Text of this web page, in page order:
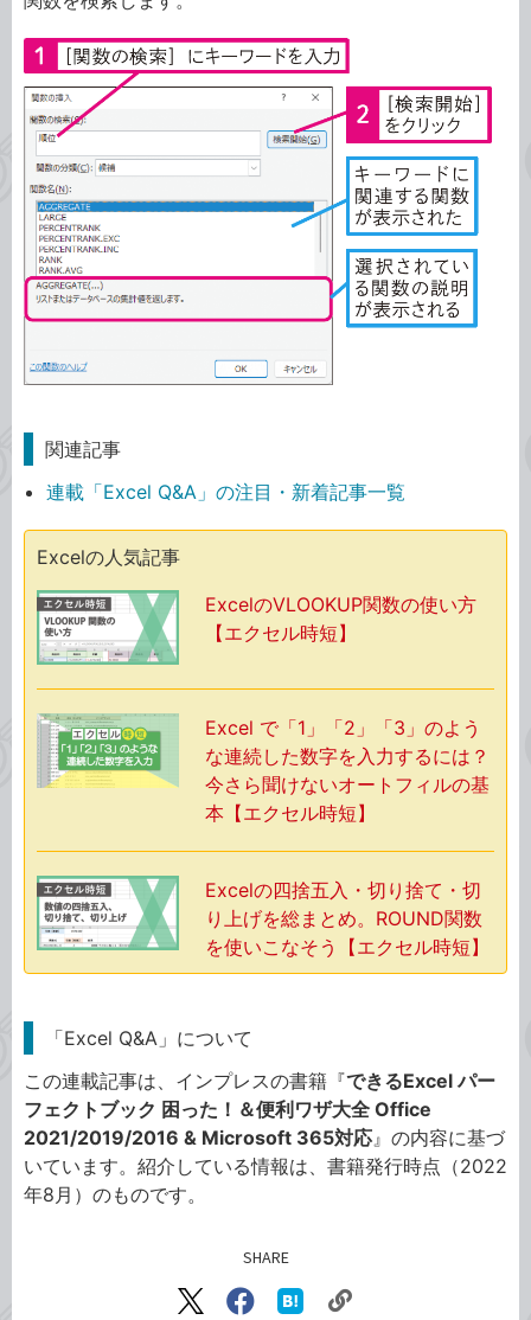
関連記事
連載「Excel Q&A」の注目・新着記事一覧
Excelの人気記事
ExcelのVLOOKUP関数の使い方
【エクセル時短】
Excel で「1」「2」「3」のよう
な連続した数字を入力するには？
今さら聞けないオートフィルの基
本【エクセル時短】
Excelの四捨五入・切り捨て・切
り上げを総まとめ。ROUND関数
を使いこなそう【エクセル時短】
「Excel Q&A」について
この連載記事は、インプレスの書籍『できるExcel パー
フェクトブック 困った！＆便利ワザ大全 Office
2021/2019/2016 & Microsoft 365対応』の内容に基づ
いています。紹介している情報は、書籍発行時点（2022
年8月）のものです。
SHARE
X（旧 Facebook